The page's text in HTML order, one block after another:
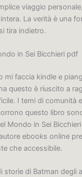
viaggio
La verità è una
tira indietro.
in Sei Bicchieri pdf
mi faccia kindle e
questo è riuscito a
I temi di comunità
questo libro
Mondo in Sei
ebooks online
che accessibile.
storie di Batman degli